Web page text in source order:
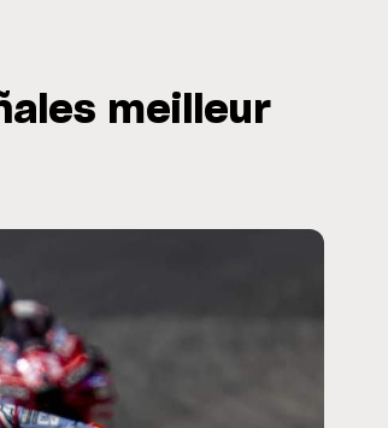
du GP de
Zarco évite l'opération
meilleur